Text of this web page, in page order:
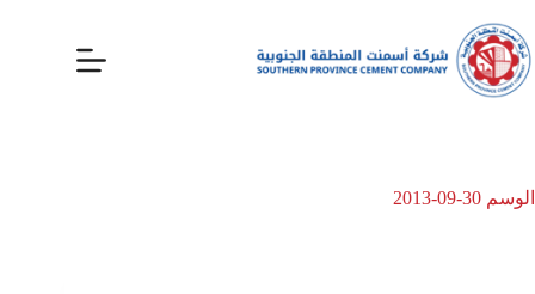
الوسم